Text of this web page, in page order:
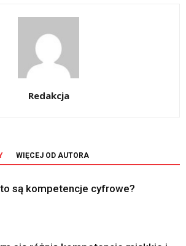
Redakcja
WIĘCEJ OD AUTORA
są kompetencje cyfrowe?